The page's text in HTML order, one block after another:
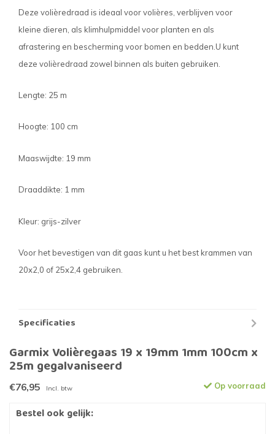
Deze volièredraad is ideaal voor volières, verblijven voor
kleine dieren, als klimhulpmiddel voor planten en als
afrastering en bescherming voor bomen en bedden.U kunt
deze volièredraad zowel binnen als buiten gebruiken.
Lengte: 25 m
Hoogte: 100 cm
Maaswijdte: 19 mm
Draaddikte: 1 mm
Kleur: grijs-zilver
Voor het bevestigen van dit gaas kunt u het best krammen van
20x2,0 of 25x2,4 gebruiken.
Specificaties
Garmix Volièregaas 19 x 19mm 1mm 100cm x
25m gegalvaniseerd
€76,95 Incl. btw Op voorraad
Bestel ook gelijk: